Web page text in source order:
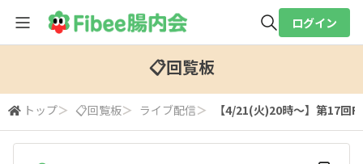
ログイン
📋回覧板
トップ＞ 📋回覧板＞ ライブ配信＞ 【4/21(火)20時～】第17回